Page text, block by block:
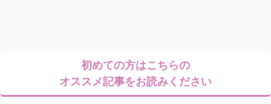
初めての方はこちらの
オススメ記事をお読みください